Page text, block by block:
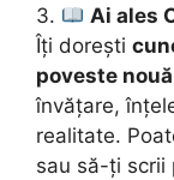
3.
Ai ales
Îți dorești
poveste nouă
învățare,
realitate.
sau să-ți scrii